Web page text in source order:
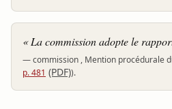
« La commission adopte le
—commission , Mention procédurale
p. 481 (PDF)).